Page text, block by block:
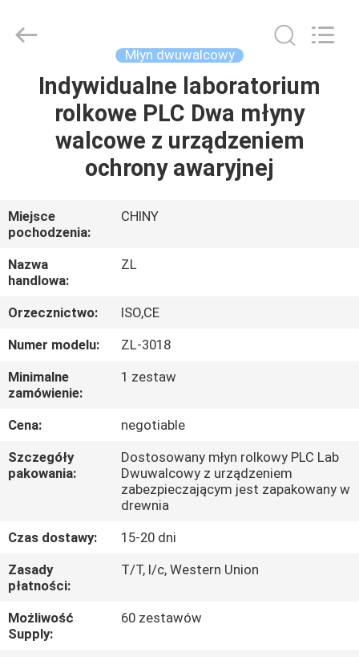
DOM
PRODUKTY
O
NAS
WYCIECZKA
PO
FABRYCE
KONTROLA
JAKOŚCI
SKONTAKTUJ
SIĘ
NAMI
AKTUALNOŚCI
Technology
Młyn dwuwalcowy
Indywidualne laboratorium
rolkowe PLC Dwa młyny
walcowe z urządzeniem
ochrony awaryjnej
Miejsce
pochodzenia:
CHINY
Nazwa
handlowa:
ZL
Orzecznictwo:
ISO,CE
Numer modelu:
ZL-3018
Minimalne
zamówienie:
1 zestaw
Cena:
negotiable
Szczegóły
pakowania:
Dostosowany młyn rolkowy PLC Lab
Dwuwalcowy z urządzeniem
zabezpieczającym jest zapakowany w
drewnia
Czas dostawy:
15-20 dni
Zasady
płatności:
T/T, l/c, Western Union
Możliwość
Supply:
60 zestawów